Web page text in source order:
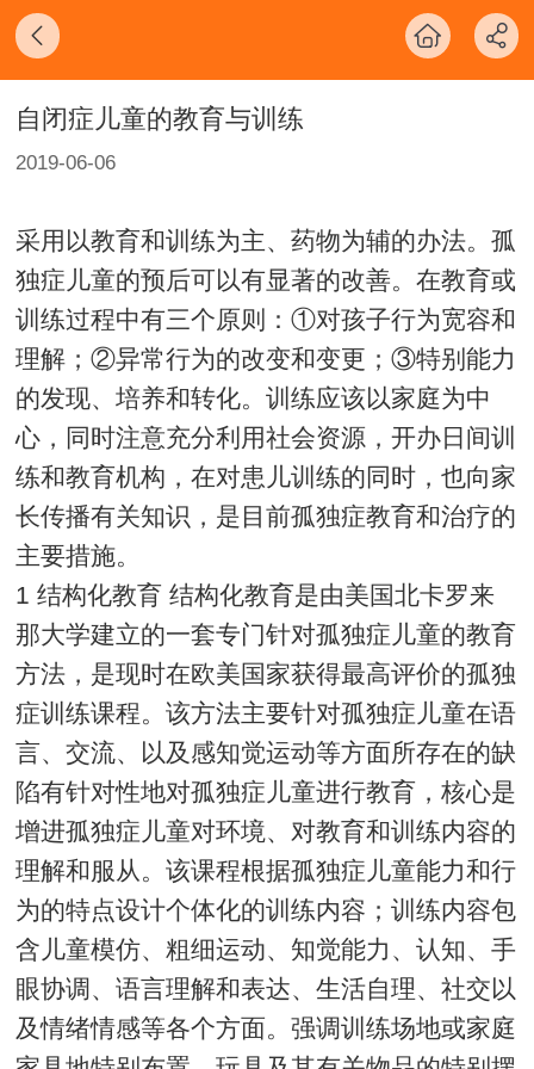
自闭症儿童的教育与训练
2019-06-06
采用以教育和训练为主、药物为辅的办法。孤
独症儿童的预后可以有显著的改善。在教育或
训练过程中有三个原则：①对孩子行为宽容和
理解；②异常行为的改变和变更；③特别能力
的发现、培养和转化。训练应该以家庭为中
心，同时注意充分利用社会资源，开办日间训
练和教育机构，在对患儿训练的同时，也向家
长传播有关知识，是目前孤独症教育和治疗的
主要措施。
1 结构化教育 结构化教育是由美国北卡罗来
那大学建立的一套专门针对孤独症儿童的教育
方法，是现时在欧美国家获得最高评价的孤独
症训练课程。该方法主要针对孤独症儿童在语
言、交流、以及感知觉运动等方面所存在的缺
陷有针对性地对孤独症儿童进行教育，核心是
增进孤独症儿童对环境、对教育和训练内容的
理解和服从。该课程根据孤独症儿童能力和行
为的特点设计个体化的训练内容；训练内容包
含儿童模仿、粗细运动、知觉能力、认知、手
眼协调、语言理解和表达、生活自理、社交以
及情绪情感等各个方面。强调训练场地或家庭